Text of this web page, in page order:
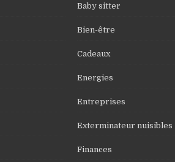
Baby sitter
Bien-être
Cadeaux
Energies
Entreprises
Exterminateur nuisibles
Finances